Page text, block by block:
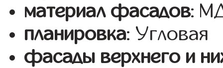
материал фасадов:
планировка: Угловая
фасады верхнего и